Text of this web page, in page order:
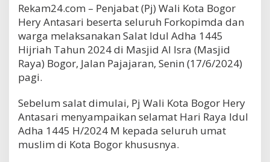
Rekam24.com – Penjabat (Pj) Wali Kota Bogor
Hery Antasari beserta seluruh Forkopimda dan
warga melaksanakan Salat Idul Adha 1445
Hijriah Tahun 2024 di Masjid Al Isra (Masjid
Raya) Bogor, Jalan Pajajaran, Senin (17/6/2024)
pagi.
Sebelum salat dimulai, Pj Wali Kota Bogor Hery
Antasari menyampaikan selamat Hari Raya Idul
Adha 1445 H/2024 M kepada seluruh umat
muslim di Kota Bogor khususnya.